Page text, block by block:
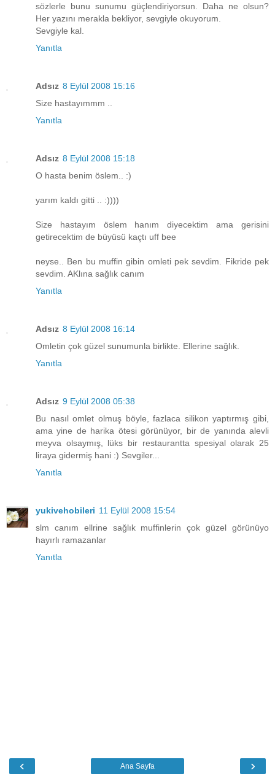
sözlerle bunu sunumu güçlendiriyorsun. Daha ne olsun?
Her yazını merakla bekliyor, sevgiyle okuyorum.
Sevgiyle kal.
Yanıtla
Adsız 8 Eylül 2008 15:16
Size hastayımmm ..
Yanıtla
Adsız 8 Eylül 2008 15:18
O hasta benim öslem.. :)
yarım kaldı gitti .. :))))
Size hastayım öslem hanım diyecektim ama gerisini
getirecektim de büyüsü kaçtı uff bee
neyse.. Ben bu muffin gibin omleti pek sevdim. Fikride pek
sevdim. AKlına sağlık canım
Yanıtla
Adsız 8 Eylül 2008 16:14
Omletin çok güzel sunumunla birlikte. Ellerine sağlık.
Yanıtla
Adsız 9 Eylül 2008 05:38
Bu nasıl omlet olmuş böyle, fazlaca silikon yaptırmış gibi,
ama yine de harika ötesi görünüyor, bir de yanında alevli
meyva olsaymış, lüks bir restaurantta spesiyal olarak 25
liraya gidermiş hani :) Sevgiler...
Yanıtla
yukivehobileri 11 Eylül 2008 15:54
slm canım ellrine sağlık muffinlerin çok güzel görünüyo
hayırlı ramazanlar
Yanıtla
‹ ›
Ana Sayfa